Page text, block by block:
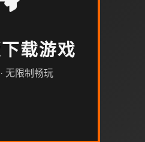
载游戏
无限制畅玩